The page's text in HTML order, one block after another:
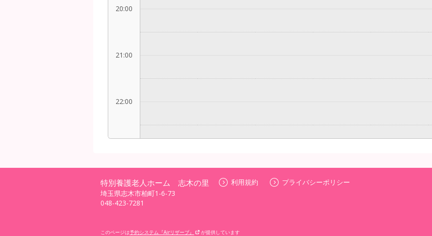
20:00
21:00
22:00
特別養護老人ホーム 志木の里
埼玉県志木市柏町1-6-73
048-423-7281
利用規約 プライバシーポリシー
このページは予約システム『Airリザーブ』 が提供しています